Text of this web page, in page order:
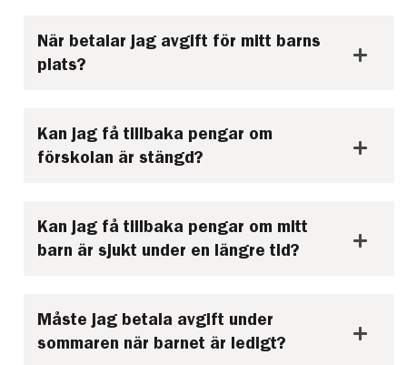
När betalar jag avgift för mitt barns
plats?
Kan jag få tillbaka pengar om
förskolan är stängd?
Kan jag få tillbaka pengar om mitt
barn är sjukt under en längre tid?
Måste jag betala avgift under
sommaren när barnet är ledigt?